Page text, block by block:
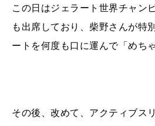
この日はジェラート世界チャン
も出席しており、柴野さんが特
ートを何度も口に運んで「めち
その後、改めて、アクティブス